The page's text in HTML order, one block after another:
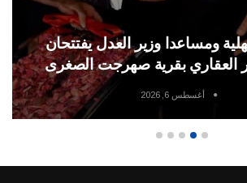
ومساعدا وزير العدل يفتتحان
العقاري بقرية صهرجت الصغرى
أغسطس 6, 2026